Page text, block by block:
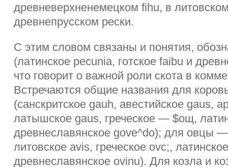
древневерхненемецком fihu, в
древнепрусском рески.
С этим словом связаны и понятия,
(латинское pecunia, готское faibu и
что говорит о важной роли скота в
Встречаются общие названия для
(санскритское gauh, авестийское gaus,
латышское gaus, греческое — $ощ,
древнеславянское gove^do); для овцы —
литовское avis, греческое ovc;,
древнеславянское ovinu). Для козла и